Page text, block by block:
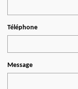
Téléphone
Message